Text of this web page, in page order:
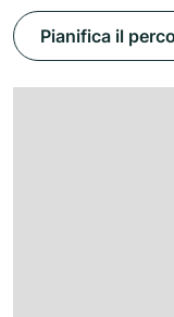
Pianifica il